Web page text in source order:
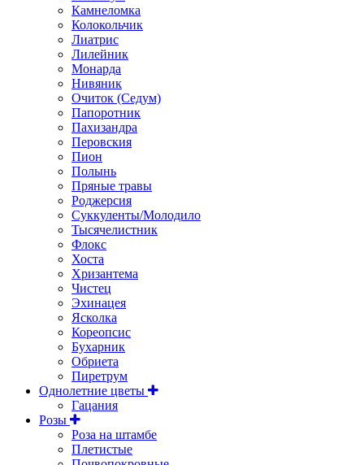
Камнеломка
Колокольчик
Лиатрис
Лилейник
Монарда
Нивяник
Очиток (Седум)
Папоротник
Пахизандра
Перовския
Пион
Полынь
Пряные травы
Роджерсия
Суккуленты/Молодило
Тысячелистник
Флокс
Хоста
Хризантема
Чистец
Эхинацея
Ясколка
Кореопсис
Бухарник
Обриета
Пиретрум
Однолетние цветы
Гацания
Розы
Роза на штамбе
Плетистые